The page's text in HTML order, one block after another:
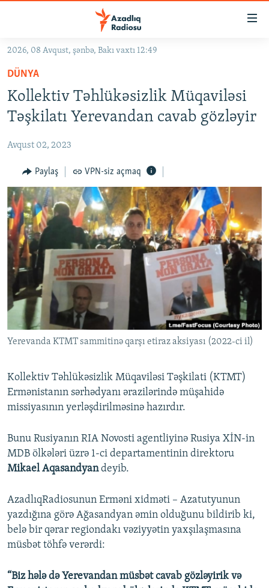
Əsas
qayıt
Əsas
naviqasiyaya
qayıt
#İZAHLA
KORRUPSIOMETR
#ƏSLINDƏ
FƏRQƏ BAX
QANUNI DOĞRU
ARAŞDIRMA
MULTIMEDIA
VIDEO
FOTOQALEREYA
İNFOQRAFIKA
KARIKATURA
RADIO ARXIV
OXU ZALI
AZƏRBAYCAN ƏDƏBIYYATI KITABXANASI
İSLAM VƏ DEMOKRATIYA
İZ - MƏDƏNIYYƏT PROQRAMI
HAQQIMIZDA
MISSIYAMIZ
PEŞƏ ETIKASI VƏ JURNALISTIKA STANDARTLARIMIZ
MATERIALLARIMIZDAN ISTIFADƏ
AZADLIQRADIOSU MOBIL TELEFONUNUZDA
XƏBƏR BÜLLETENLƏRIMIZ
BIZI IZLƏ
RFE/RL-in bütün saytları
2026, 08 Avqust, şənbə, Bakı vaxtı 12:49
DÜNYA
Kollektiv Təhlükəsizlik Müqaviləsi
Təşkilatı Yerevandan cavab gözləyir
Avqust 02, 2023
Paylaş VPN-siz açmaq
Yerevanda KTMT sammitinə qarşı etiraz aksiyası (2022-ci il)
Kollektiv Təhlükəsizlik Müqaviləsi Təşkilati (KTMT)
Ermənistanın sərhədyanı ərazilərində müşahidə
missiyasının yerləşdirilməsinə hazırdır.
Bunu Rusiyanın RIA Novosti agentliyinə Rusiya XİN-in
MDB ölkələri üzrə 1-ci departamentinin direktoru
Mikael Aqasandyandeyib.
AzadlıqRadiosunun Erməni xidməti – Azatutyunun
yazdığına görə Ağasandyan əmin olduğunu bildirib ki,
belə bir qərar regiondakı vəziyyətin yaxşılaşmasına
müsbət töhfə verərdi:
“Biz hələ də Yerevandan müsbət cavab gözləyirik və